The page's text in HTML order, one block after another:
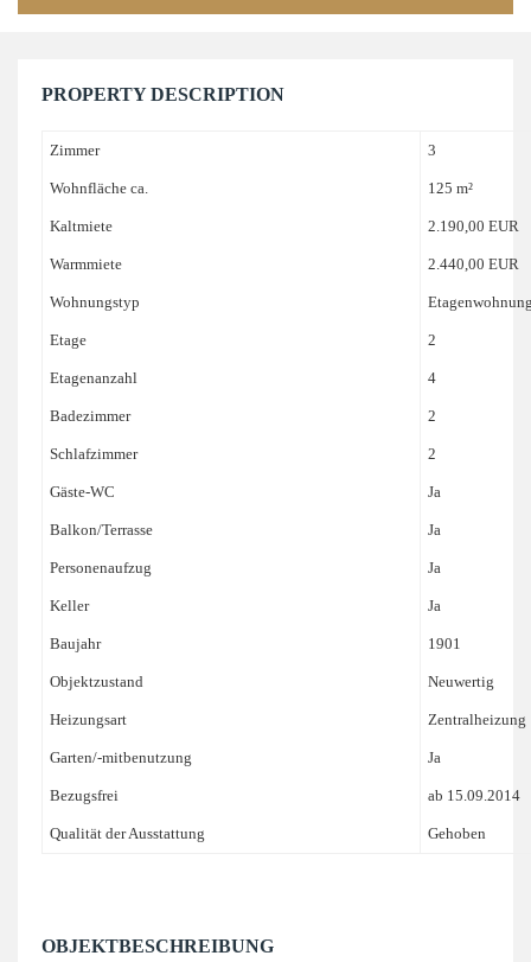
PROPERTY DESCRIPTION
Zimmer 3
Wohnfläche ca. 125 m²
Kaltmiete 2.190,00 EUR
Warmmiete 2.440,00 EUR
Wohnungstyp
Etage 2
Etagenanzahl 4
Badezimmer 2
Schlafzimmer 2
Gäste-WC Ja
Balkon/Terrasse Ja
Personenaufzug Ja
Keller Ja
Baujahr 1901
Objektzustand Neuwertig
Heizungsart Zentralheizung
Garten/-mitbenutzung Ja
Bezugsfrei ab 15.09.2014
Qualität der Ausstattung Gehoben
OBJEKTBESCHREIBUNG